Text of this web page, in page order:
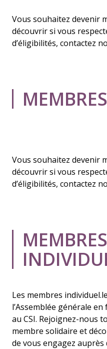
Vous souhaitez devenir
découvrir si vous
d’éligibilités, contactez
Vous souhaitez devenir
découvrir si vous
d’éligibilités, contactez
MEMBRES
Les membres
l’Assemblée générale
au CSI. Rejoignez-nous
membre solidaire et
de vous engagez